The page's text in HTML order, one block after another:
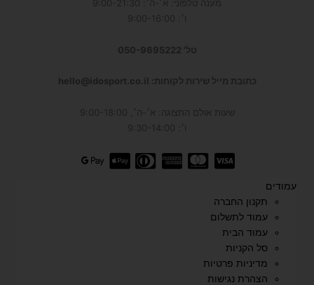
מענה טלפוני: א׳-ה׳: 9:00-21:30
ו׳: 9:00-16:00
טל' 050-9695222
כתובת מייל שירות לקוחות: hello@idosport.co.il
שעות אולם התצוגה: א׳-ה׳, 9:00-18:00
ו׳: 9:30-14:00
עמודים
תקנון החברה
עמוד לתשלום
עמוד הבית
סל הקניות
מדיניות פרטיות
הצהרת נגישות